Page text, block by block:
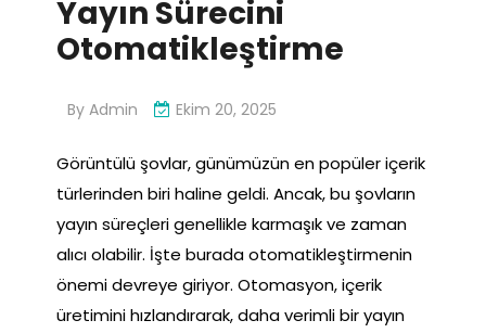
Yayın Sürecini
Otomatikleştirme
By Admin Ekim 20, 2025
Görüntülü şovlar, günümüzün en popüler içerik
türlerinden biri haline geldi. Ancak, bu şovların
yayın süreçleri genellikle karmaşık ve zaman
alıcı olabilir. İşte burada otomatikleştirmenin
önemi devreye giriyor. Otomasyon, içerik
üretimini hızlandırarak, daha verimli bir yayın